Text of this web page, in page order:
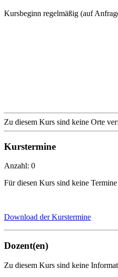
Kursbeginn regelmäßig (auf
Zu diesem Kurs sind keine Orte
Kurstermine
Anzahl: 0
Für diesen Kurs sind keine
Download der Kurstermine
Dozent(en)
Zu diesem Kurs sind keine